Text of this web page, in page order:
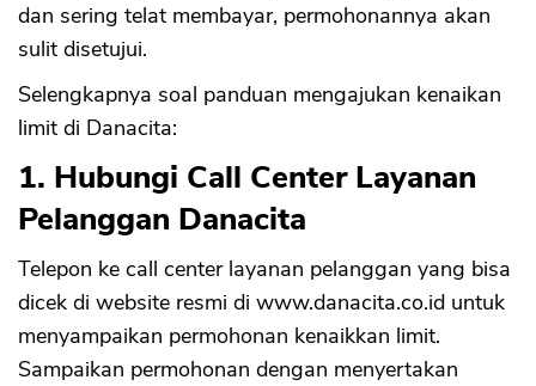
dan sering telat membayar, permohonannya akan
sulit disetujui.
Selengkapnya soal panduan mengajukan kenaikan
limit di Danacita:
1. Hubungi Call Center Layanan
Pelanggan Danacita
Telepon ke call center layanan pelanggan yang bisa
dicek di website resmi di www.danacita.co.id untuk
menyampaikan permohonan kenaikkan limit.
Sampaikan permohonan dengan menyertakan